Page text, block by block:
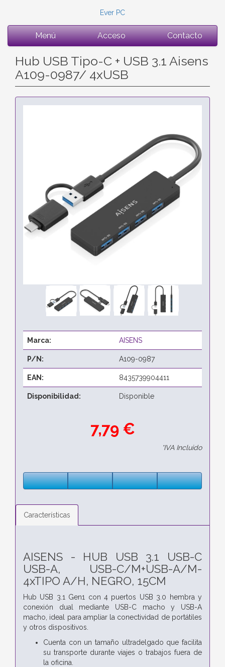
Ever PC
Menú Acceso Contacto
Hub USB Tipo-C + USB 3.1 Aisens
A109-0987/ 4xUSB
Marca: AISENS
P/N: A109-0987
EAN: 8435739904411
Disponibilidad: Disponible
7,79 €
*IVA Incluido
Características
AISENS - HUB USB 3.1 USB-C
USB-A, USB-C/M+USB-A/M-
4xTIPO A/H, NEGRO, 15CM
Hub USB 3.1 Gen1 con 4 puertos USB 3.0 hembra y
conexión dual mediante USB-C macho y USB-A
macho, ideal para ampliar la conectividad de portátiles
y otros dispositivos.
Cuenta con un tamaño ultradelgado que facilita
su transporte durante viajes o trabajos fuera de
la oficina.